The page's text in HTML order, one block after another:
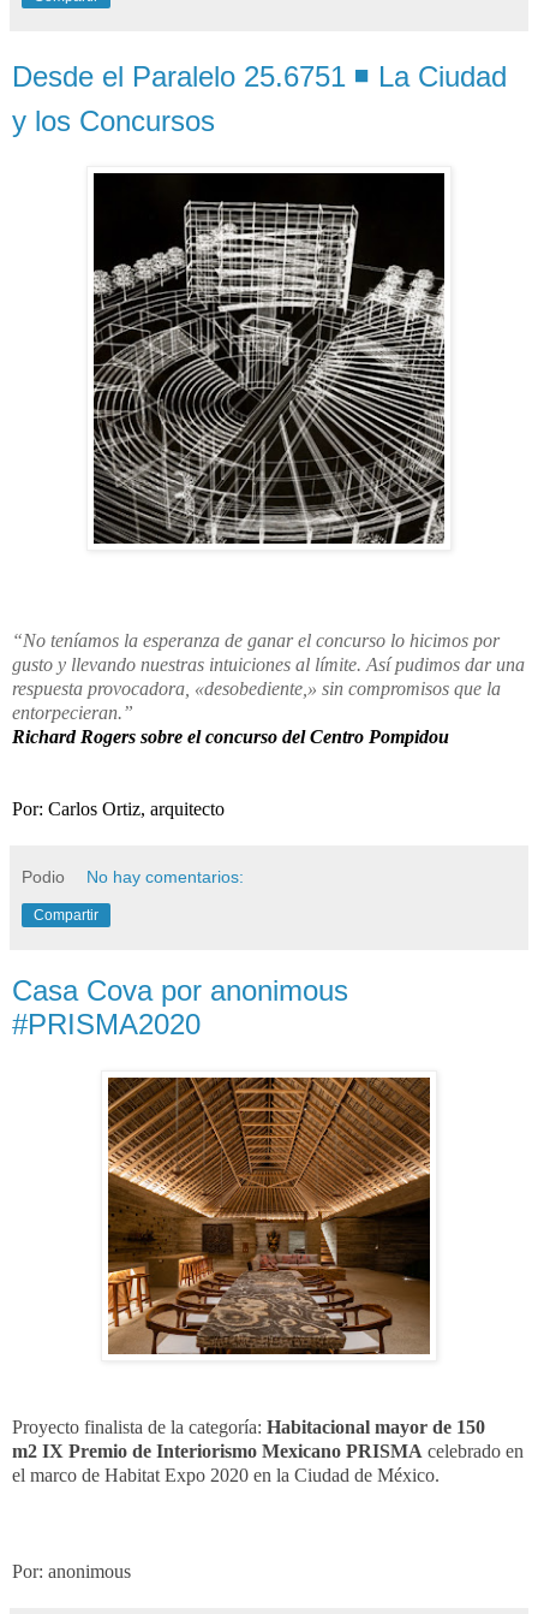
Desde el Paralelo 25.6751 ◾ La Ciudad
y los Concursos
“No teníamos la esperanza de ganar el concurso lo hicimos por
gusto y llevando nuestras intuiciones al límite. Así pudimos dar una
respuesta provocadora, «desobediente,» sin compromisos que la
entorpecieran.”
Richard Rogers sobre el concurso del Centro Pompidou
Por: Carlos Ortiz, arquitecto
Podio No hay comentarios:
Compartir
Casa Cova por anonimous
#PRISMA2020
Proyecto finalista de la categoría: Habitacional mayor de 150
m2 IX Premio de Interiorismo Mexicano PRISMA celebrado en
el marco de Habitat Expo 2020 en la Ciudad de México.
Por: anonimous